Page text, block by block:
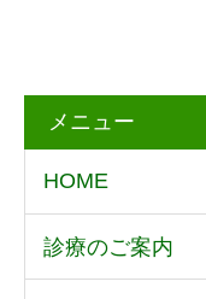
メニュー
HOME
診療のご案内